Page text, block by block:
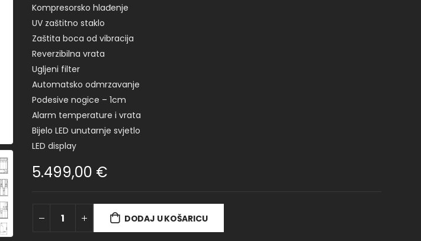
Kompresorsko hlađenje
UV zaštitno staklo
Zaštita boca od vibracija
Reverzibilna vrata
Ugljeni filter
Automatsko odmrzavanje
Podesive nogice – 1cm
Alarm temperature i vrata
Bijelo LED unutarnje svjetlo
LED display
5.499,00 €
DODAJ U KOŠARICU